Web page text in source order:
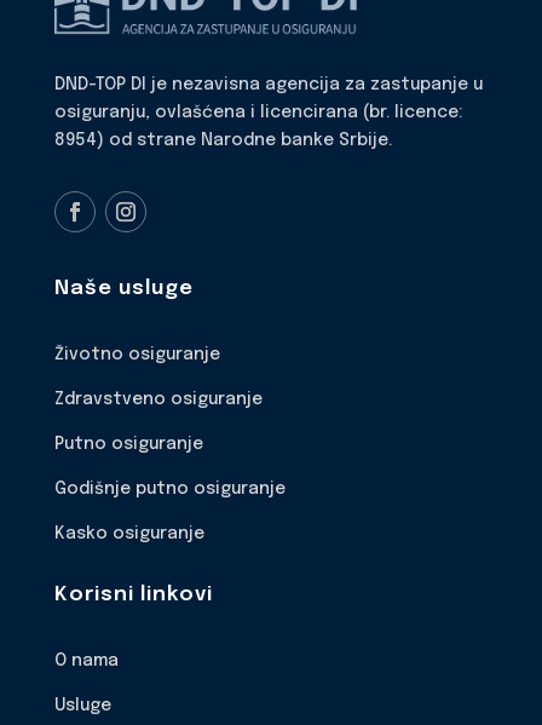
DND-TOP DI je nezavisna agencija za zastupanje u
osiguranju, ovlašćena i licencirana (br. licence:
8954) od strane Narodne banke Srbije.
Naše usluge
Životno osiguranje
Zdravstveno osiguranje
Putno osiguranje
Godišnje putno osiguranje
Kasko osiguranje
Korisni linkovi
O nama
Usluge